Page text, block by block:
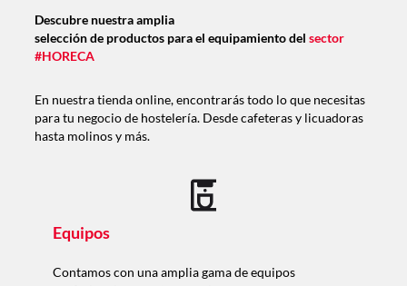
Descubre nuestra amplia
selección de productos para el equipamiento del sector
#HORECA
En nuestra tienda online, encontrarás todo lo que necesitas
para tu negocio de hostelería. Desde cafeteras y licuadoras
hasta molinos y más.
Equipos
Contamos con una amplia gama de equipos